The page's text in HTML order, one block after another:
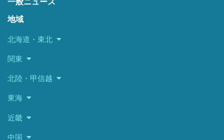
一般ニュース
地域
北海道・東北
関東
北陸・甲信越
東海
近畿
中国